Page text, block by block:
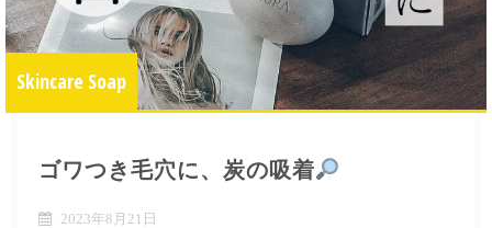
Skincare Soap
ゴワつき毛穴に、炭の吸着
2023年8月21日